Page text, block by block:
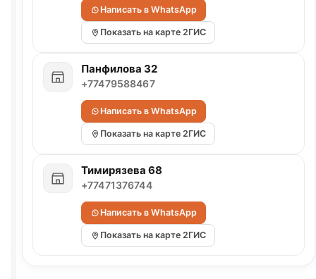
Написать в WhatsApp
Показать на карте 2ГИС
Панфилова 32
+77479588467
Написать в WhatsApp
Показать на карте 2ГИС
Тимирязева 68
+77471376744
Написать в WhatsApp
Показать на карте 2ГИС